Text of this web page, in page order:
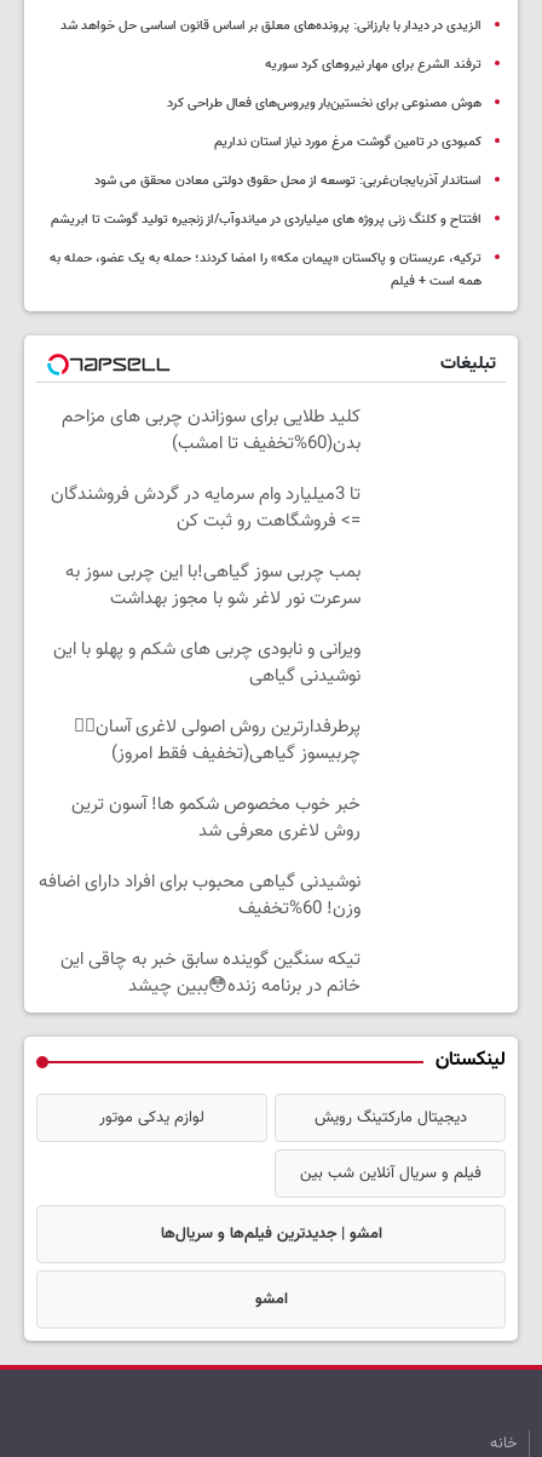
الزیدی در دیدار با بارزانی: پرونده‌های معلق بر اساس قانون اساسی حل خواهد شد
ترفند الشرع برای مهار نیروهای کرد سوریه
هوش مصنوعی برای نخستین‌بار ویروس‌های فعال طراحی کرد
کمبودی در تامین گوشت مرغ مورد نیاز استان نداریم
استاندار آذربایجان‌غربی: توسعه از محل حقوق دولتی معادن محقق می شود
افتتاح و کلنگ زنی پروژه های میلیاردی در میاندوآب/از زنجیره تولید گوشت تا ابریشم
ترکیه، عربستان و پاکستان «پیمان مکه» را امضا کردند؛ حمله به یک عضو، حمله به
همه است + فیلم
تبلیغات
کلید طلایی برای سوزاندن چربی های مزاحم
بدن(60%تخفیف تا امشب)
تا 3میلیارد وام سرمایه در گردش فروشندگان
=> فروشگاهت رو ثبت کن
بمب چربی سوز گیاهی!با این چربی سوز به
سرعرت نور لاغر شو با مجوز بهداشت
ویرانی و نابودی چربی های شکم و پهلو با این
نوشیدنی گیاهی
پرطرفدارترین روش اصولی لاغری آسان👈🏻
چربیسوز گیاهی(تخفیف فقط امروز)
خبر خوب مخصوص شکمو ها! آسون ترین
روش لاغری معرفی شد
نوشیدنی گیاهی محبوب برای افراد دارای اضافه
وزن! 60%تخفیف
تیکه سنگین گوینده سابق خبر به چاقی این
خانم در برنامه زنده😳ببین چیشد
لینکستان
دیجیتال مارکتینگ رویش لوازم یدکی موتور
فیلم و سریال آنلاین شب بین
امشو | جدیدترین فیلم‌ها و سریال‌ها
امشو
خانه